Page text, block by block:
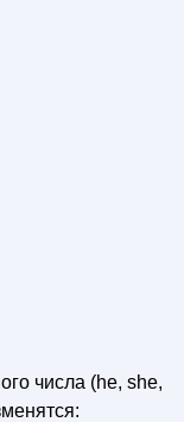
числа (he, she,